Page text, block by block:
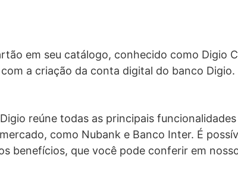
em seu catálogo, conhecido como Digio
a criação da conta digital do banco Digio.
reúne todas as principais
como Nubank e Banco Inter. É
benefícios, que você pode conferir em